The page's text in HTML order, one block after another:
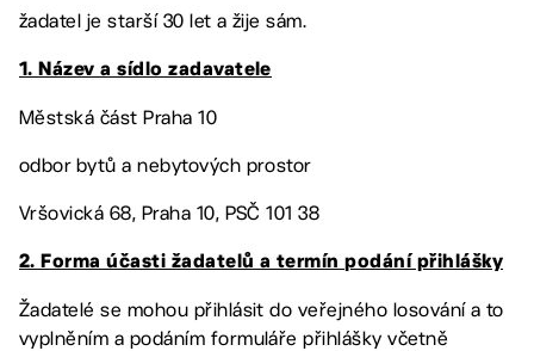
žadatel je starší 30 let a žije sám.
1. Název a sídlo zadavatele
Městská část Praha 10
odbor bytů a nebytových prostor
Vršovická 68, Praha 10, PSČ 101 38
2. Forma účasti žadatelů a termín podání přihlášky
Žadatelé se mohou přihlásit do veřejného losování a to
vyplněním a podáním formuláře přihlášky včetně